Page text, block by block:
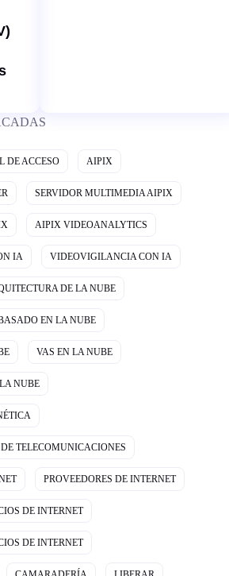
DE ACCESO AIPIX
SERVIDOR MULTIMEDIA AIPIX
AIPIX VIDEOANALYTICS
IA VIDEOVIGILANCIA CON IA
DE LA NUBE
EN LA NUBE
VAS EN LA NUBE
NUBE
TELECOMUNICACIONES
PROVEEDORES DE INTERNET
DE INTERNET
DE INTERNET